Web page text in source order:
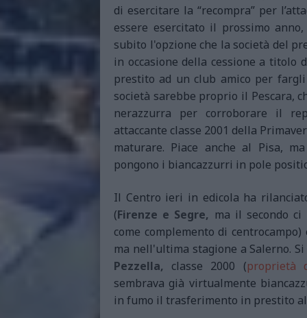
di esercitare la “recompra” per
essere esercitato il prossimo
subito l'opzione che la società del
in occasione della cessione a
prestito ad un club amico per
società sarebbe proprio il Pescara,
nerazzurra per corroborare il
attaccante classe 2001 della
maturare. Piace anche al Pisa,
pongono i biancazzurri in pole
Il Centro ieri in edicola ha
(Firenze e Segre, ma il secondo
come complemento di
ma nell'ultima stagione a Salerno.
Pezzella, classe 2000 (proprietà
sembrava già virtualmente
in fumo il trasferimento in prestito